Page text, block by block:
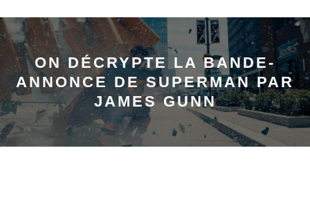
ON DÉCRYPTE LA BANDE-
ANNONCE DE SUPERMAN PAR
JAMES GUNN